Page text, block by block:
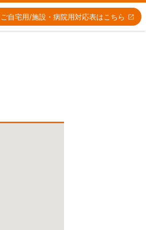
ご自宅用/施設・病院用対応表はこちら